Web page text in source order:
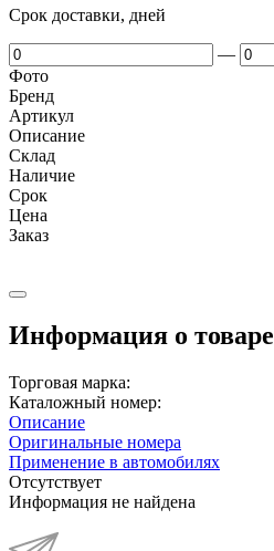
Срок доставки, дней
—
Фото
Бренд
Артикул
Описание
Cклад
Наличие
Срок
Цена
Заказ
Информация о товаре
Торговая марка:
Каталожный номер:
Описание
Оригинальные номера
Применение в автомобилях
Отсутствует
Информация не найдена